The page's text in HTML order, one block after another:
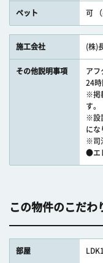
ペット 可 （
施工会社 (株)
その他説明事項
アフ
24時
※掲
す。
※設
にな
※司
●エ
この物件のこだわ
部屋